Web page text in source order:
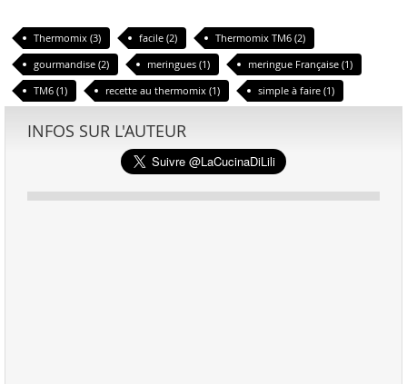
Thermomix (3) facile (2)
Thermomix TM6 (2)
gourmandise (2)
meringues (1)
meringue Française (1)
TM6 (1)
recette au thermomix (1) simple à faire (1)
INFOS SUR L'AUTEUR